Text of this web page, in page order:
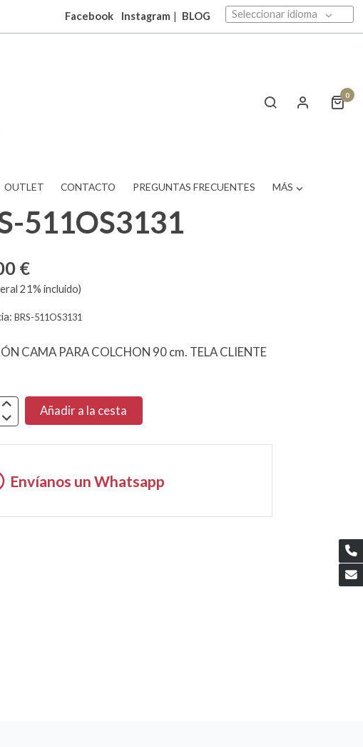
Facebook Instagram | BLOG Seleccionar idioma
0
OUTLET CONTACTO PREGUNTAS FRECUENTES MÁS
511OS3131
€
21% incluido)
BRS-511OS3131
CAMA PARA COLCHON 90 cm. TELA CLIENTE
Añadir a la cesta
Envíanos un Whatsapp